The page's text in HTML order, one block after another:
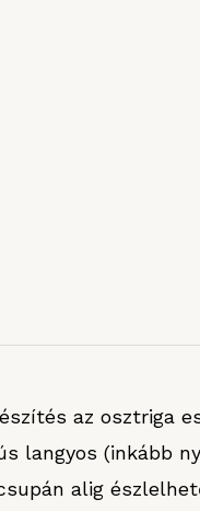
az osztriga
langyos (inkább
alig